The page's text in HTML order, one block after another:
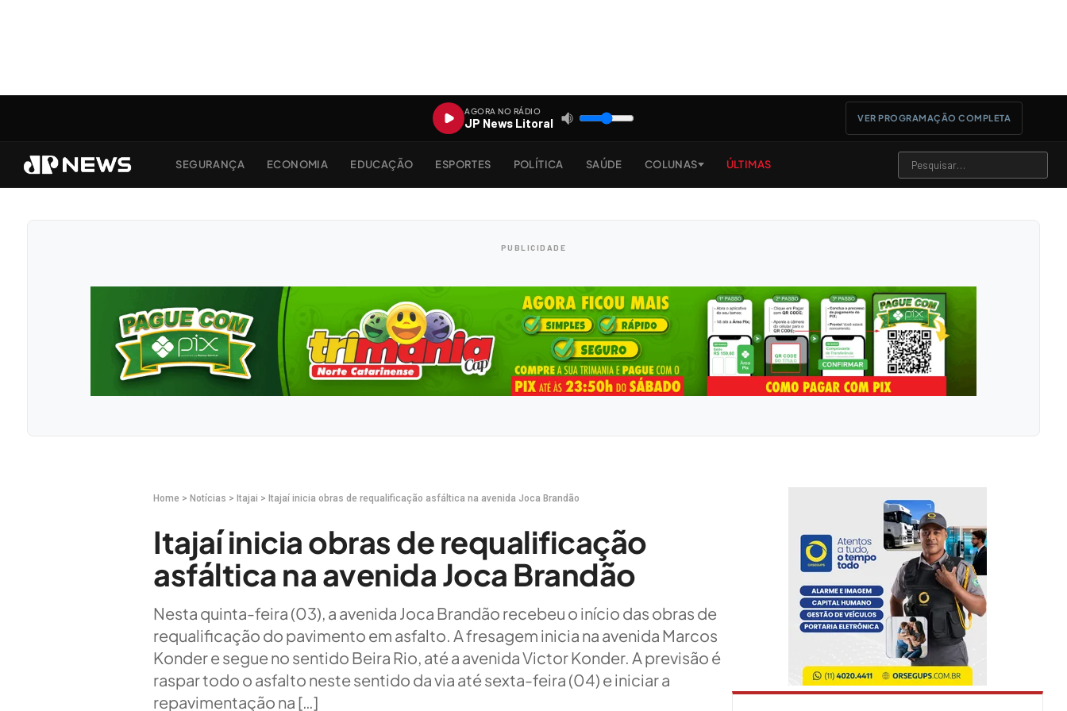
AGORA NO RÁDIO
JP News Litoral VER PROGRAMAÇÃO COMPLETA
SEGURANÇA ECONOMIA EDUCAÇÃO ESPORTES POLÍTICA SAÚDE COLUNAS ÚLTIMAS
Home > Notícias > Itajai > Itajaí inicia obras de requalificação asfáltica na avenida Joca Brandão
Itajaí inicia obras de requalificação
asfáltica na avenida Joca Brandão
Nesta quinta-feira (03), a avenida Joca Brandão recebeu o início das obras de
requalificação do pavimento em asfalto. A fresagem inicia na avenida Marcos
Konder e segue no sentido Beira Rio, até a avenida Victor Konder. A previsão é
raspar todo o asfalto neste sentido da via até sexta-feira (04) e iniciar a
repavimentação na […]